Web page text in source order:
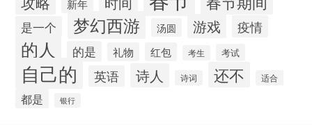
新年
是一个 梦幻西游 汤圆 游戏 疫情
的人 的是 礼物 红包 考生 考试
自己的 英语 诗人 诗词 还不 适合
都是 银行